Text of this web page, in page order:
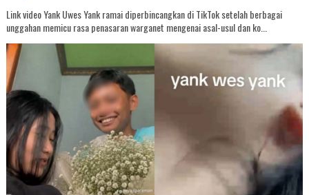
Link video Yank Uwes Yank ramai diperbincangkan di TikTok setelah berbagai
unggahan memicu rasa penasaran warganet mengenai asal-usul dan ko...